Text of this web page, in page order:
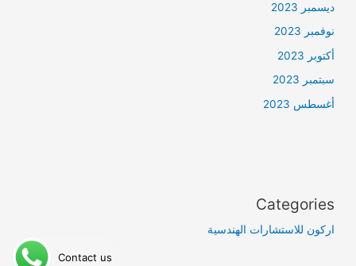
ديسمبر 2023
نوفمبر 2023
أكتوبر 2023
سبتمبر 2023
أغسطس 2023
Categories
اركون للاستشارات الهندسية
Contact us